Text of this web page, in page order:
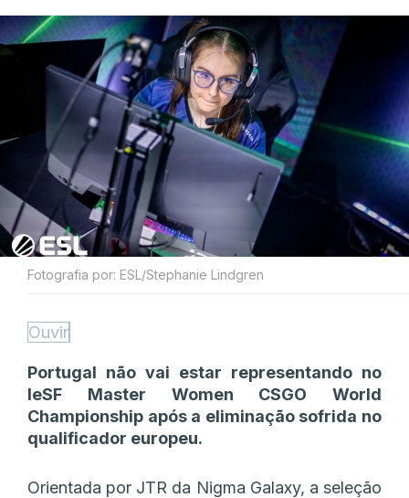
Fotografia por: ESL/Stephanie Lindgren
Ouvir
Portugal não vai estar representando no
IeSF Master Women CSGO World
Championship após a eliminação sofrida no
qualificador europeu.
Orientada por JTR da Nigma Galaxy, a seleção